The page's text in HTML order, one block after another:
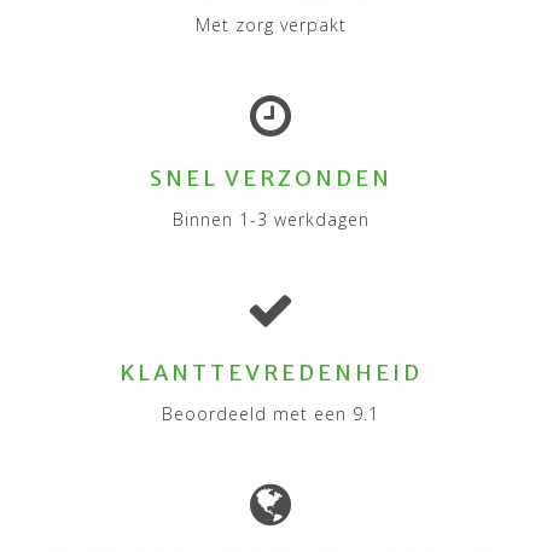
Met zorg verpakt
SNEL VERZONDEN
Binnen 1-3 werkdagen
KLANTTEVREDENHEID
Beoordeeld met een 9.1